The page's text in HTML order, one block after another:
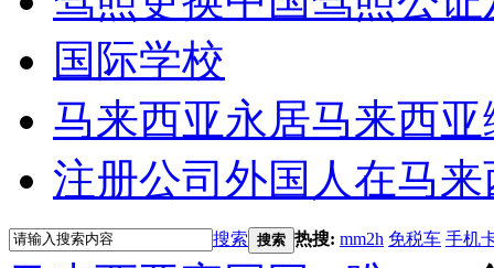
国际学校
马来西亚永居马来西
注册公司 外国人在马
搜索 搜索 热搜: mm2h 免税车 手机